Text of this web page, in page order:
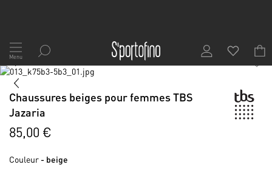
Allez
au
contenu
Menu
Skip
the
end
the
images
1/7
Skip
the
beginning
the
gallery
Chaussures beiges pour femmes TBS
Jazaria
85,00 €
Couleur - beige